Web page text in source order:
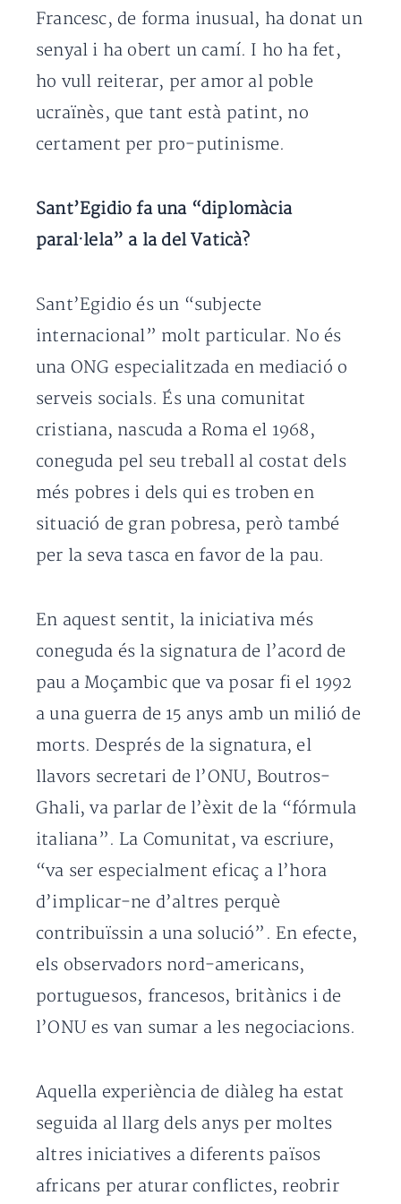
Francesc, de forma inusual, ha donat un
senyal i ha obert un camí. I ho ha fet,
ho vull reiterar, per amor al poble
ucraïnès, que tant està patint, no
certament per pro-putinisme.
Sant’Egidio fa una “diplomàcia
paral·lela” a la del Vaticà?
Sant’Egidio és un “subjecte
internacional” molt particular. No és
una ONG especialitzada en mediació o
serveis socials. És una comunitat
cristiana, nascuda a Roma el 1968,
coneguda pel seu treball al costat dels
més pobres i dels qui es troben en
situació de gran pobresa, però també
per la seva tasca en favor de la pau.
En aquest sentit, la iniciativa més
coneguda és la signatura de l’acord de
pau a Moçambic que va posar fi el 1992
a una guerra de 15 anys amb un milió de
morts. Després de la signatura, el
llavors secretari de l’ONU, Boutros-
Ghali, va parlar de l’èxit de la “fórmula
italiana”. La Comunitat, va escriure,
“va ser especialment eficaç a l’hora
d’implicar-ne d’altres perquè
contribuïssin a una solució”. En efecte,
els observadors nord-americans,
portuguesos, francesos, britànics i de
l’ONU es van sumar a les negociacions.
Aquella experiència de diàleg ha estat
seguida al llarg dels anys per moltes
altres iniciatives a diferents països
africans per aturar conflictes, reobrir